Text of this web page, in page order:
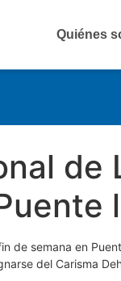
Quiénes
de
de semana en
del Carisma